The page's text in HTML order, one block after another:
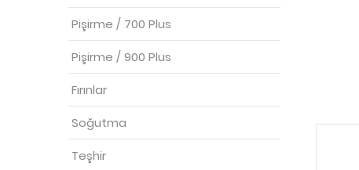
Pişirme / 700 Plus
Pişirme / 900 Plus
Fırınlar
Soğutma
Teşhir